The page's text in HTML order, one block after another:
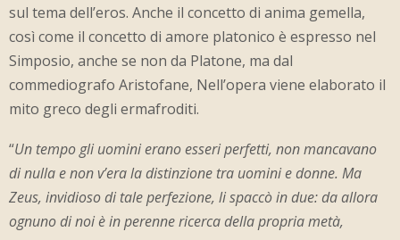
sul tema dell’eros. Anche il concetto di anima gemella,
così come il concetto di amore platonico è espresso nel
Simposio, anche se non da Platone, ma dal
commediografo Aristofane, Nell’opera viene elaborato il
mito greco degli ermafroditi.
“Un tempo gli uomini erano esseri perfetti, non mancavano
di nulla e non v’era la distinzione tra uomini e donne. Ma
Zeus, invidioso di tale perfezione, li spaccò in due: da allora
ognuno di noi è in perenne ricerca della propria metà,